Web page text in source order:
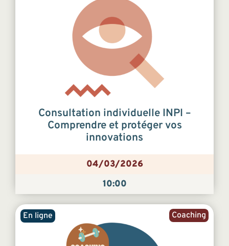
Consultation individuelle INPI –
Comprendre et protéger vos
innovations
04/03/2026
10:00
Coaching
En ligne